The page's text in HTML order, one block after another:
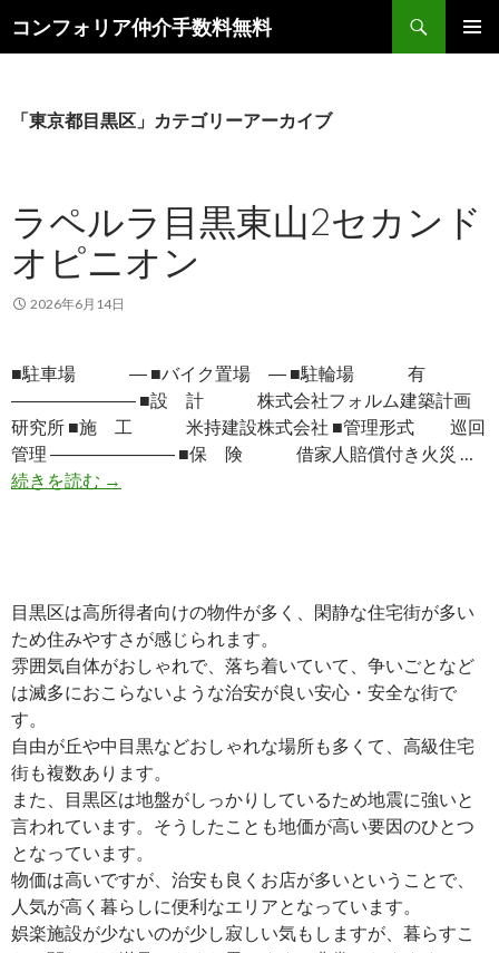
コンフォリア仲介手数料無料
索
ン
キ
ッ
プ
「東京都目黒区」カテゴリーアーカイブ
ラペルラ目黒東山2セカンド
オピニオン
2026年6月14日
■駐車場 ― ■バイク置場 ― ■駐輪場 有
――――――― ■設 計 株式会社フォルム建築計画
研究所 ■施 工 米持建設株式会社 ■管理形式 巡回
管理 ――――――― ■保 険 借家人賠償付き火災 …
続きを読む ラペルラ目黒東山2セカンドオピニオン
→
目黒区は高所得者向けの物件が多く、閑静な住宅街が多い
ため住みやすさが感じられます。
雰囲気自体がおしゃれで、落ち着いていて、争いごとなど
は滅多におこらないような治安が良い安心・安全な街で
す。
自由が丘や中目黒などおしゃれな場所も多くて、高級住宅
街も複数あります。
また、目黒区は地盤がしっかりしているため地震に強いと
言われています。そうしたことも地価が高い要因のひとつ
となっています。
物価は高いですが、治安も良くお店が多いということで、
人気が高く暮らしに便利なエリアとなっています。
娯楽施設が少ないのが少し寂しい気もしますが、暮らすこ